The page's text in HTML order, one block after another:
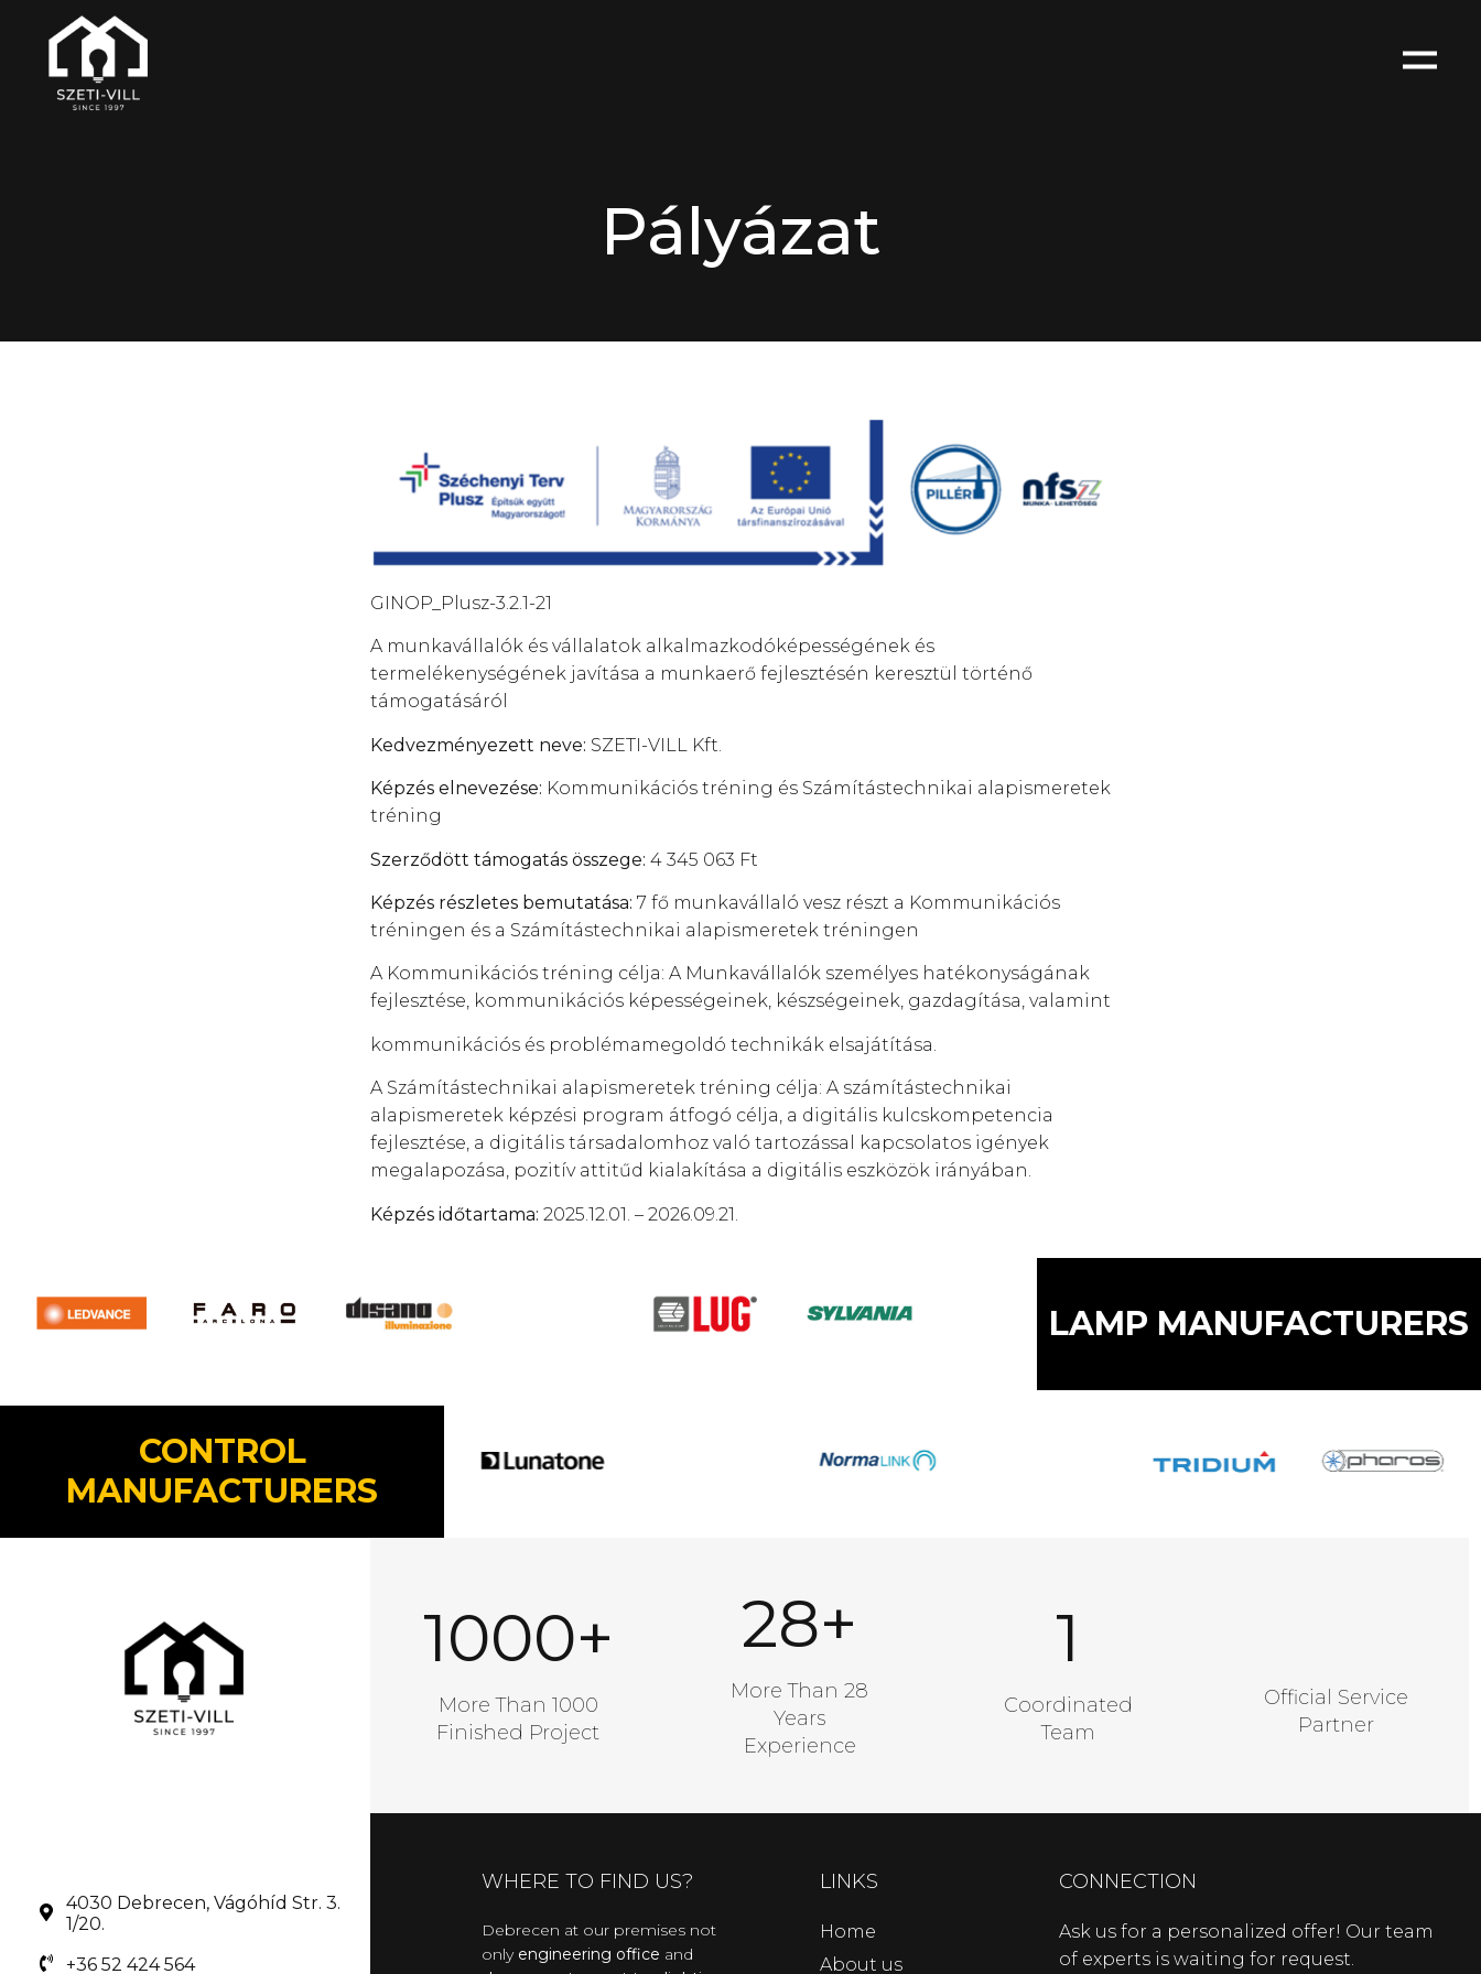
Pályázat
GINOP_Plusz-3.2.1-21
A munkavállalók és vállalatok alkalmazkodóképességének és
termelékenységének javítása a munkaerő fejlesztésén keresztül történő
támogatásáról
Kedvezményezett neve: SZETI-VILL Kft.
Képzés elnevezése: Kommunikációs tréning és Számítástechnikai alapismeretek
tréning
Szerződött támogatás összege: 4 345 063 Ft
Képzés részletes bemutatása: 7 fő munkavállaló vesz részt a Kommunikációs
tréningen és a Számítástechnikai alapismeretek tréningen
A Kommunikációs tréning célja: A Munkavállalók személyes hatékonyságának
fejlesztése, kommunikációs képességeinek, készségeinek, gazdagítása, valamint
kommunikációs és problémamegoldó technikák elsajátítása.
A Számítástechnikai alapismeretek tréning célja: A számítástechnikai
alapismeretek képzési program átfogó célja, a digitális kulcskompetencia
fejlesztése, a digitális társadalomhoz való tartozással kapcsolatos igények
megalapozása, pozitív attitűd kialakítása a digitális eszközök irányában.
Képzés időtartama: 2025.12.01. – 2026.09.21.
LAMP MANUFACTURERS
CONTROL
MANUFACTURERS
A Good Number
1000+
More Than 1000
Finished Project
A Good Number
28+
More Than 28
Years
Experience
A Good Number
1
Coordinated
Team
Official Service
Partner
4030 Debrecen, Vágóhíd Str. 3.
1/20.
+36 52 424 564
WHERE TO FIND US?
Debrecen at our premises not
only engineering office and
LINKS
Home
About us
CONNECTION
Ask us for a personalized offer! Our team
of experts is waiting for request.